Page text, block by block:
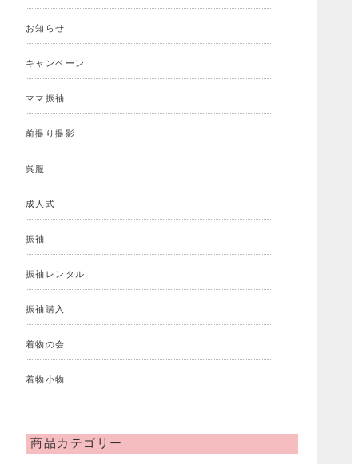
お知らせ
キャンペーン
ママ振袖
前撮り撮影
呉服
成人式
振袖
振袖レンタル
振袖購入
着物の会
着物小物
商品カテゴリー